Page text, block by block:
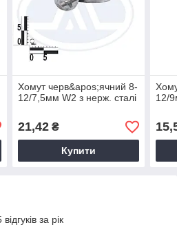
Хомут черв&apos;ячний 8-
12/7,5мм W2 з нерж. сталі
21,42₴
Купити
12/
за рік